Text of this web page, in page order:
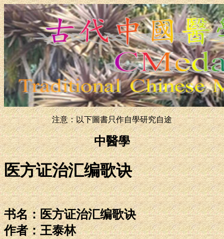
注意：以下圖書只作自學研究自途
中醫學
医方证治汇编歌诀
书名：医方证治汇编歌诀
作者：王泰林